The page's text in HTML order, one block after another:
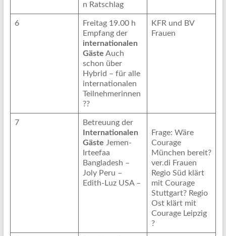
n Ratschlag
6
Freitag 19.00 h
Empfang der
internationalen
Gäste Auch
schon über
Hybrid – für alle
internationalen
Teilnehmerinnen
??
KFR und BV
Frauen
7
Betreuung der
Internationalen
Gäste Jemen-
Irteefaa
Bangladesh –
Joly Peru –
Edith-Luz USA –
Frage: Wäre
Courage
München bereit?
ver.di Frauen
Regio Süd klärt
mit Courage
Stuttgart? Regio
Ost klärt mit
Courage Leipzig
?